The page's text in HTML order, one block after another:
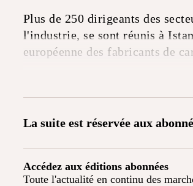
Plus de 250 dirigeants des
l'industrie, se sont réunis à
européenne des fabricants de
La suite est réservée aux
Accédez aux éditions abonnées
Toute l'actualité en continu des